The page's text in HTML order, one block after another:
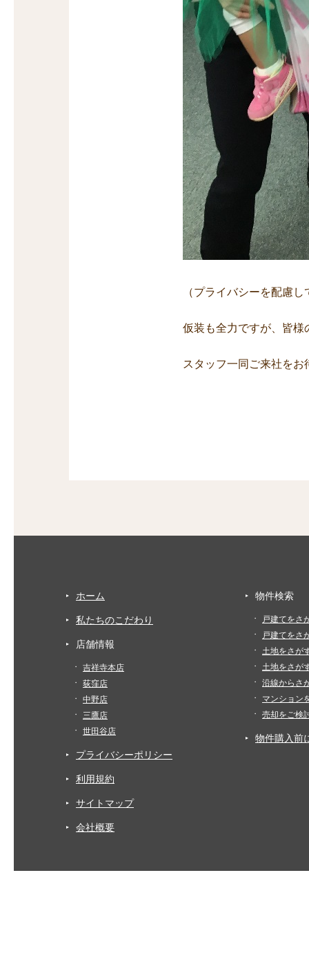
（プライバシーを配慮
仮装も全力ですが、皆様
スタッフ一同ご来社をお
ホーム
私たちのこだわり
店舗情報
吉祥寺本店
荻窪店
中野店
三鷹店
世田谷店
プライバシーポリシー
利用規約
サイトマップ
会社概要
物件検索
戸建てをさ
戸建てをさ
土地をさが
土地をさが
沿線からさ
マンション
売却をご検
物件購入前